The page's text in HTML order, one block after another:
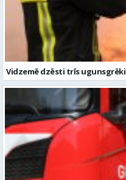
Vidzemē dzēsti trīs ugunsgrēki